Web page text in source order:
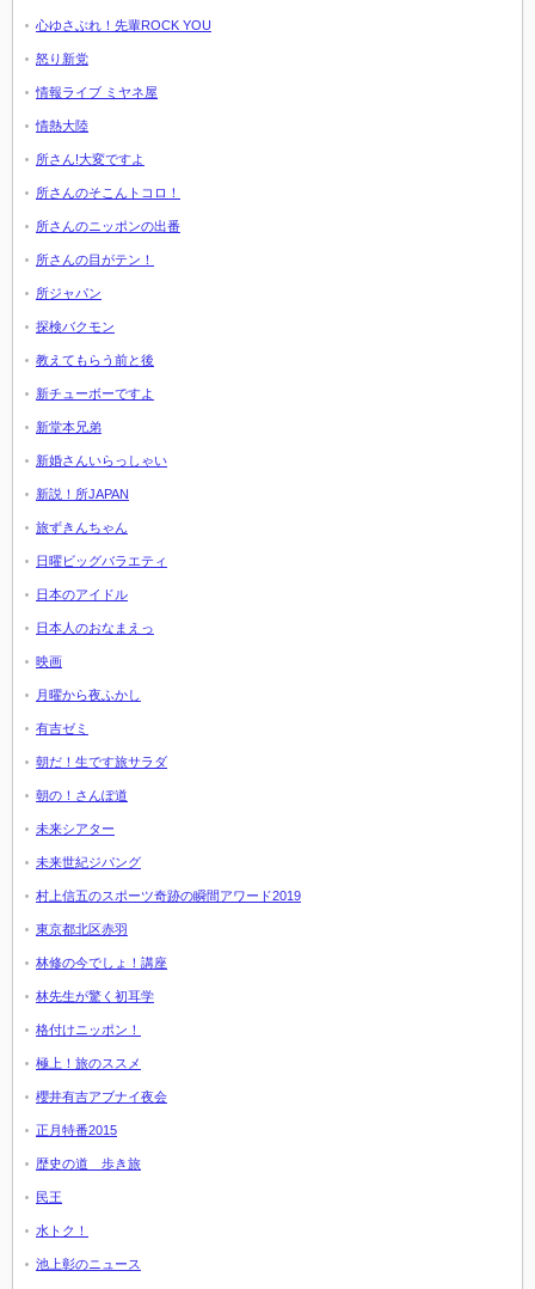
心ゆさぶれ！先輩ROCK YOU
怒り新党
情報ライブ ミヤネ屋
情熱大陸
所さん!大変ですよ
所さんのそこんトコロ！
所さんのニッポンの出番
所さんの目がテン！
所ジャパン
探検バクモン
教えてもらう前と後
新チューボーですよ
新堂本兄弟
新婚さんいらっしゃい
新説！所JAPAN
旅ずきんちゃん
日曜ビッグバラエティ
日本のアイドル
日本人のおなまえっ
映画
月曜から夜ふかし
有吉ゼミ
朝だ！生です旅サラダ
朝の！さんぽ道
未来シアター
未来世紀ジパング
村上信五のスポーツ奇跡の瞬間アワード2019
東京都北区赤羽
林修の今でしょ！講座
林先生が驚く初耳学
格付けニッポン！
極上！旅のススメ
櫻井有吉アブナイ夜会
正月特番2015
歴史の道 歩き旅
民王
水トク！
池上彰のニュース